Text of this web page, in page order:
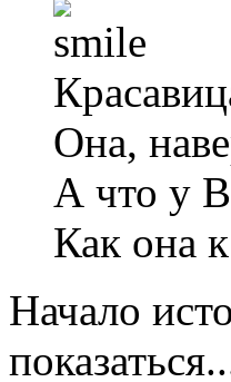
Она,
А что у
Как она
Начало